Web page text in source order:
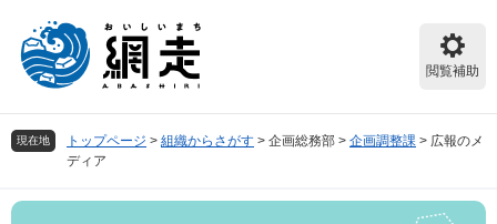
頭
で
飛
ば
閲覧補助
現在地 トップページ > 組織からさがす > 企画総務部 > 企画調整課 > 広報のメ
ディア
本